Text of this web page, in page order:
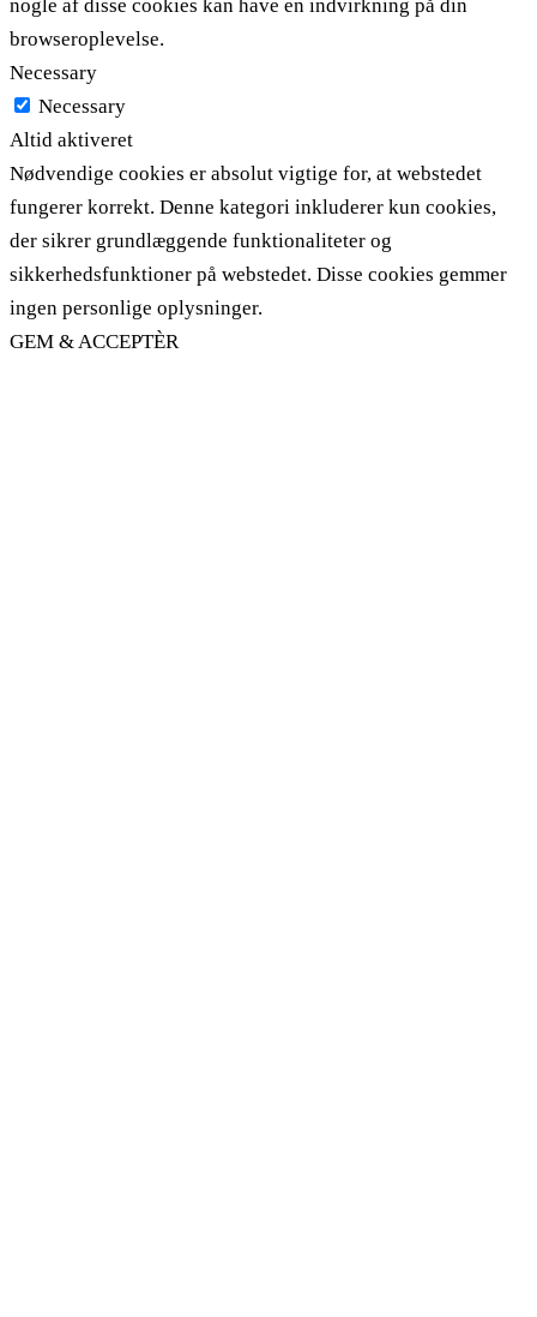
nogle af disse cookies kan have en indvirkning på din
browseroplevelse.
Necessary
Necessary
Altid aktiveret
Nødvendige cookies er absolut vigtige for, at webstedet
fungerer korrekt. Denne kategori inkluderer kun cookies,
der sikrer grundlæggende funktionaliteter og
sikkerhedsfunktioner på webstedet. Disse cookies gemmer
ingen personlige oplysninger.
GEM & ACCEPTÈR